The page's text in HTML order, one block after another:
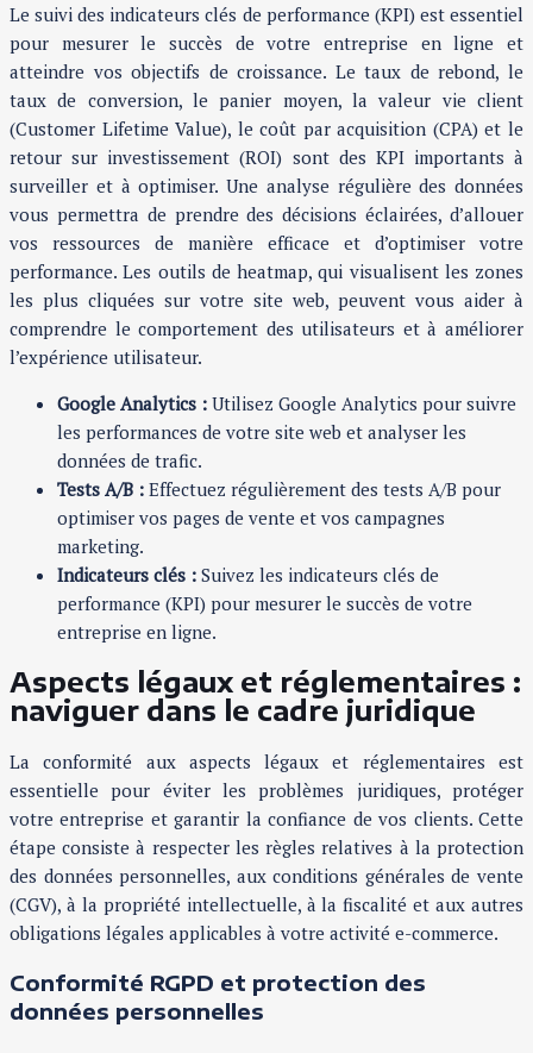
Le suivi des indicateurs clés de performance (KPI) est essentiel
pour mesurer le succès de votre entreprise en ligne et
atteindre vos objectifs de croissance. Le taux de rebond, le
taux de conversion, le panier moyen, la valeur vie client
(Customer Lifetime Value), le coût par acquisition (CPA) et le
retour sur investissement (ROI) sont des KPI importants à
surveiller et à optimiser. Une analyse régulière des données
vous permettra de prendre des décisions éclairées, d’allouer
vos ressources de manière efficace et d’optimiser votre
performance. Les outils de heatmap, qui visualisent les zones
les plus cliquées sur votre site web, peuvent vous aider à
comprendre le comportement des utilisateurs et à améliorer
l’expérience utilisateur.
Google Analytics : Utilisez Google Analytics pour suivre
les performances de votre site web et analyser les
données de trafic.
Tests A/B : Effectuez régulièrement des tests A/B pour
optimiser vos pages de vente et vos campagnes
marketing.
Indicateurs clés : Suivez les indicateurs clés de
performance (KPI) pour mesurer le succès de votre
entreprise en ligne.
Aspects légaux et réglementaires :
naviguer dans le cadre juridique
La conformité aux aspects légaux et réglementaires est
essentielle pour éviter les problèmes juridiques, protéger
votre entreprise et garantir la confiance de vos clients. Cette
étape consiste à respecter les règles relatives à la protection
des données personnelles, aux conditions générales de vente
(CGV), à la propriété intellectuelle, à la fiscalité et aux autres
obligations légales applicables à votre activité e-commerce.
Conformité RGPD et protection des
données personnelles